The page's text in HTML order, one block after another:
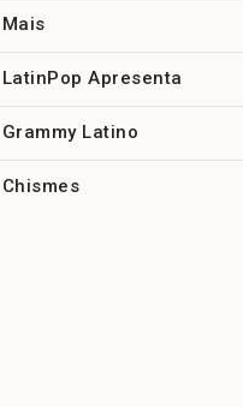
Mais
LatinPop Apresenta
Grammy Latino
Chismes